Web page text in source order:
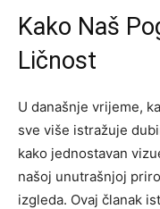
Kako Naš
Ličnost
U današnje vrijeme,
sve više istražuje
kako jednostavan
našoj unutrašnjoj
izgleda. Ovaj članak